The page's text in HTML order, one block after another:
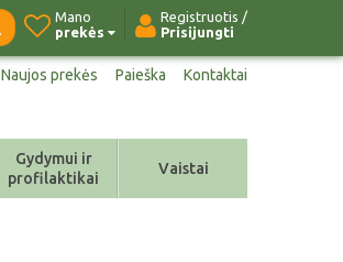
Registruotis /
Prisijungti
Mano
prekės
Naujos prekės Paieška Kontaktai
Gydymui ir
profilaktikai
Vaistai